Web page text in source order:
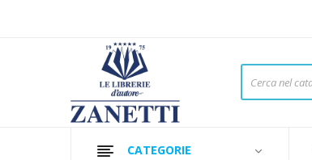
CATEGORIE